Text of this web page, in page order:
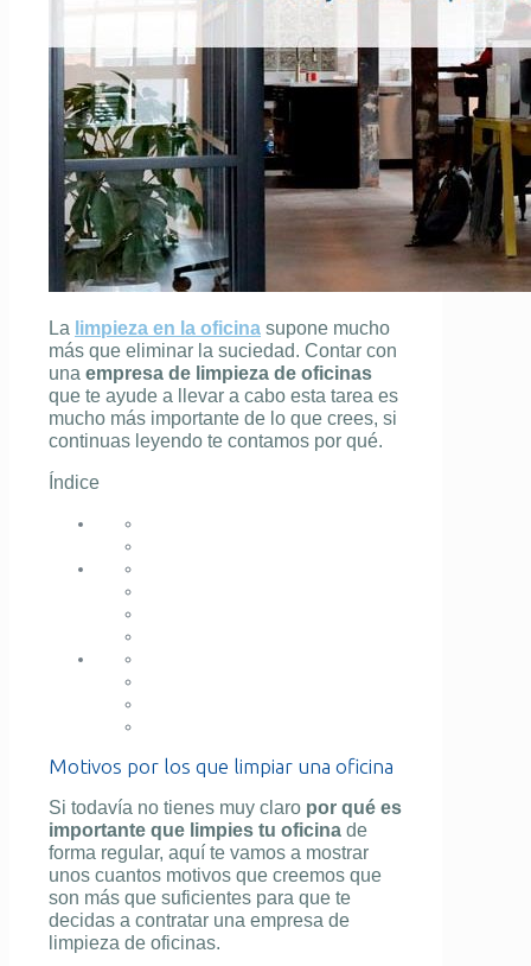
La limpieza en la oficina supone mucho
más que eliminar la suciedad. Contar con
una empresa de limpieza de oficinas
que te ayude a llevar a cabo esta tarea es
mucho más importante de lo que crees, si
continuas leyendo te contamos por qué.
Índice
Motivos por los que limpiar una oficina
Si todavía no tienes muy claro por qué es
importante que limpies tu oficina de
forma regular, aquí te vamos a mostrar
unos cuantos motivos que creemos que
son más que suficientes para que te
decidas a contratar una empresa de
limpieza de oficinas.